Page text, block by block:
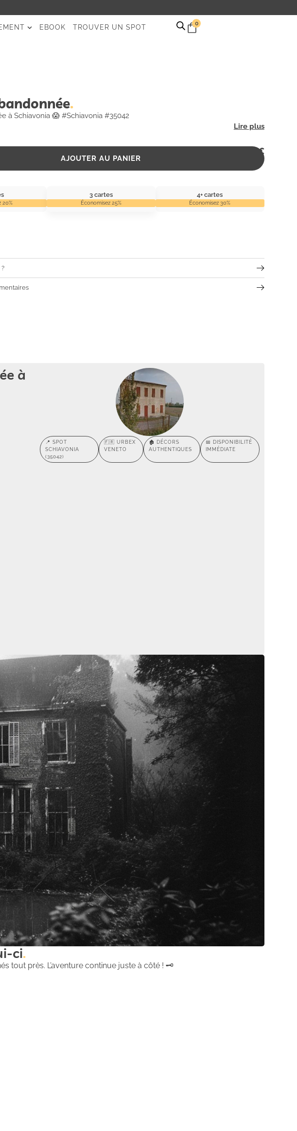
EBOOK TROUVER UN SPOT
0
à Schiavonia 😱 #Schiavonia #35042
2,99€
AJOUTER AU PANIER
20%
3 cartes
Économisez 25%
4+ cartes
Économisez 30%
à
📍 SPOT
SCHIAVONIA
(35042)
🇫🇷 URBEX
VENETO
🏚️ DÉCORS
AUTHENTIQUES
📅 DISPONIBILITÉ
IMMÉDIATE
ci
tout près. L’aventure continue juste à côté ! 🗝️